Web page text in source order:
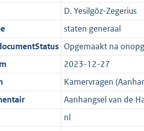
D. Yesilgöz-Zegerius
staten generaal
Opgemaakt na
2023-12-27
Kamervragen
Aanhangsel van de
nl